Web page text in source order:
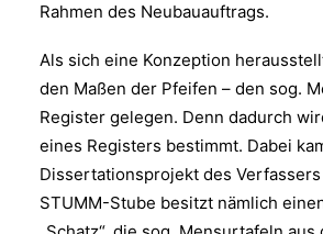
Rahmen des Neubauauftrags.
Als sich eine Konzeption
den Maßen der Pfeifen – den sog.
Register gelegen. Denn dadurch
eines Registers bestimmt. Dabei
Dissertationsprojekt des
STUMM-Stube besitzt nämlich